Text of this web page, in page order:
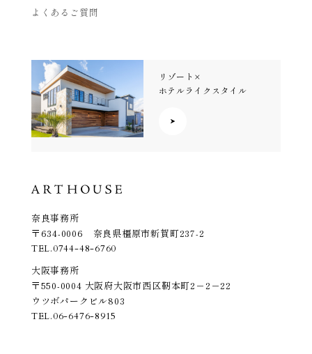
よくあるご質問
リゾート×
ホテルライクスタイル
奈良事務所
〒634-0006 奈良県橿原市新賀町237-2
TEL.0744-48-6760
大阪事務所
〒550-0004 大阪府大阪市西区靭本町2－2－22
ウツボパークビル803
TEL.06-6476-8915